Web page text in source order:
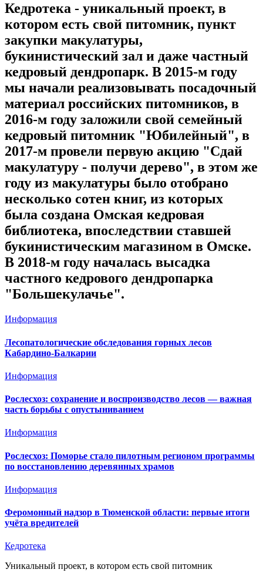
Кедротека - уникальный проект, в
котором есть свой питомник, пункт
закупки макулатуры,
букинистический зал и даже частный
кедровый дендропарк. В 2015-м году
мы начали реализовывать посадочный
материал российских питомников, в
2016-м году заложили свой семейный
кедровый питомник "Юбилейный", в
2017-м провели первую акцию "Сдай
макулатуру - получи дерево", в этом же
году из макулатуры было отобрано
несколько сотен книг, из которых
была создана Омская кедровая
библиотека, впоследствии ставшей
букинистическим магазином в Омске.
В 2018-м году началась высадка
частного кедрового дендропарка
"Большекулачье".
Информация
Лесопатологические обследования горных лесов
Кабардино-Балкарии
Информация
Рослесхоз: сохранение и воспроизводство лесов — важная
часть борьбы с опустыниванием
Информация
Рослесхоз: Поморье стало пилотным регионом программы
по восстановлению деревянных храмов
Информация
Феромонный надзор в Тюменской области: первые итоги
учёта вредителей
Кедротека
Уникальный проект, в котором есть свой питомник